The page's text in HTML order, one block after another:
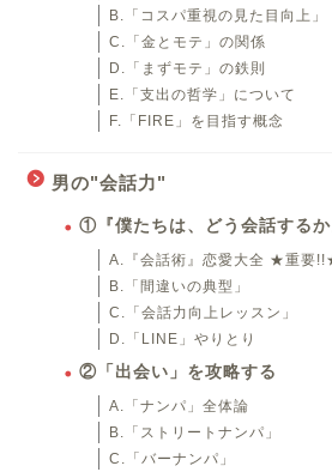
B.「コスパ重視の見た目向上」
C.「金とモテ」の関係
D.「まずモテ」の鉄則
E.「支出の哲学」について
F.「FIRE」を目指す概念
男の"会話力"
①『僕たちは、どう会話するか
A.『会話術』恋愛大全 ★重要
B.「間違いの典型」
C.「会話力向上レッスン」
D.「LINE」やりとり
②「出会い」を攻略する
A.「ナンパ」全体論
B.「ストリートナンパ」
C.「バーナンパ」